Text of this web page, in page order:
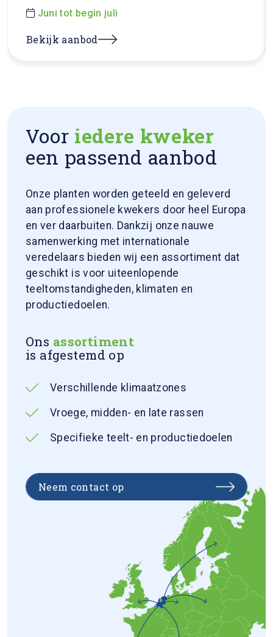
Juni tot begin juli
Bekijk aanbod
Voor iedere kweker
een passend aanbod
Onze planten worden geteeld en geleverd
aan professionele kwekers door heel Europa
en ver daarbuiten. Dankzij onze nauwe
samenwerking met internationale
veredelaars bieden wij een assortiment dat
geschikt is voor uiteenlopende
teeltomstandigheden, klimaten en
productiedoelen.
Ons assortiment
is afgestemd op
Verschillende klimaatzones
Vroege, midden- en late rassen
Specifieke teelt- en productiedoelen
Neem contact op